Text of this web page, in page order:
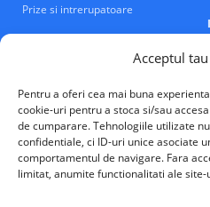
Acceptul
Pentru a oferi cea mai buna
cookie-uri pentru a stoca si/sau
de cumparare. Tehnologiile utilizate
confidentiale, ci ID-uri unice asociate
comportamentul de navigare. Fara
limitat, anumite functionalitati ale
Prize si intrerupatoare
VALM Electrical